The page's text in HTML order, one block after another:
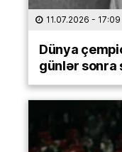
11.07.2026 - 17:09
Dünya
günlər sonra